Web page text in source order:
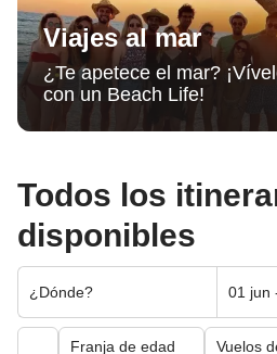
Viajes al mar
¿Te apetece el mar?
con un Beach Life!
Todos los
disponibles
¿Dónde? 01 jun
Franja de edad Vuelos